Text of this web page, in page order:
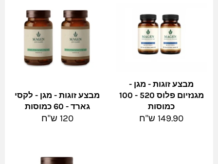
מבצע זוגות - מגן - לקסי
גארד - 60 כמוסות
מחיר
120 ש"ח
מבצע זוגות - מגן -
מגנזיום פלוס 520 - 100
כמוסות
מחיר
149.90 ש"ח